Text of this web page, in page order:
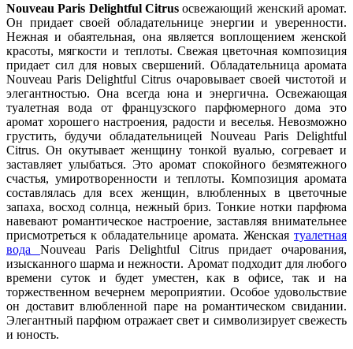
Nouveau Paris Delightful Citrus освежающий женский аромат.
Он придает своей обладательнице энергии и уверенности.
Нежная и обаятельная, она является воплощением женской
красоты, мягкости и теплоты. Свежая цветочная композиция
придает сил для новых свершений. Обладательница аромата
Nouveau Paris Delightful Citrus очаровывает своей чистотой и
элегантностью. Она всегда юна и энергична. Освежающая
туалетная вода от французского парфюмерного дома это
аромат хорошего настроения, радости и веселья. Невозможно
грустить, будучи обладательницей Nouveau Paris Delightful
Citrus. Он окутывает женщину тонкой вуалью, согревает и
заставляет улыбаться. Это аромат спокойного безмятежного
счастья, умиротворенности и теплоты. Композиция аромата
составлялась для всех женщин, влюбленных в цветочные
запаха, восход солнца, нежный бриз. Тонкие нотки парфюма
навевают романтическое настроение, заставляя внимательнее
присмотреться к обладательнице аромата. Женская туалетная
вода Nouveau Paris Delightful Citrus придает очарования,
изысканного шарма и нежности. Аромат подходит для любого
времени суток и будет уместен, как в офисе, так и на
торжественном вечернем мероприятии. Особое удовольствие
он доставит влюбленной паре на романтическом свидании.
Элегантный парфюм отражает свет и символизирует свежесть
и юность.